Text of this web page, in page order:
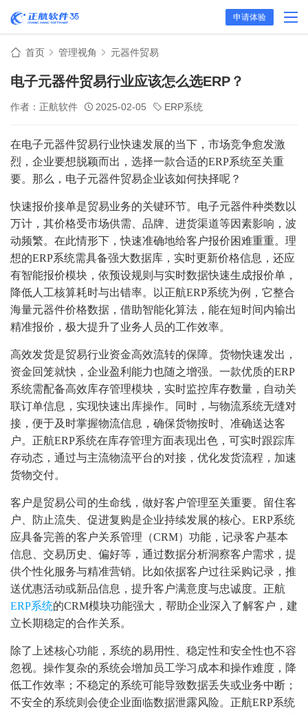
申请体验
首页 管理视角 元器件贸易
电子元器件贸易行业应该怎么选ERP？
作者：正航软件 2025-02-05 ERP系统
在电子元器件贸易行业快速发展的当下，市场竞争愈发激
烈，企业要想脱颖而出，选择一款合适的ERP系统至关重
要。那么，电子元器件贸易企业该如何抉择呢？
快速报价接单是贸易业务的关键环节。电子元器件种类数以
万计，其价格受市场供需、品牌、进货渠道等因素影响，波
动频繁。在此情形下，快速准确地给客户报价困难重重。理
想的ERP系统需具备强大数据库，实时更新价格信息，还应
有智能报价模块，依预设规则与实时数据快速生成报价单，
降低人工核算耗时与出错率。以正航ERP系统为例，它整合
海量元器件价格数据，借助智能化算法，能在短时间内输出
精准报价，极大提升了业务人员的工作效率。
高效发货是贸易行业资金高效流转的保障。货物快速发出，
资金回笼就快，企业盈利能力也随之增强。一款优质的ERP
系统需配备高效库存管理模块，实时监控库存数量，自动关
联订单信息，实现快速出库操作。同时，与物流系统无缝对
接，便于及时掌握物流信息，确保货物按时、准确送达客
户。正航ERP系统在库存管理方面表现出色，可实时跟踪库
存动态，通过与主流物流平台的对接，优化发货流程，加速
货物交付。
客户是贸易公司的生命线，做好客户管理至关重要。留住客
户、防止流失、促进复购是企业持续发展的核心。ERP系统
应具备完善的客户关系管理（CRM）功能，记录客户基本
信息、交易历史、偏好等，通过数据分析洞察客户需求，提
供个性化服务与精准营销。比如依据客户过往采购记录，推
送优惠活动或新品信息，提升客户满意度与忠诚度。正航
ERP系统的CRM模块功能强大，帮助企业深入了解客户，建
立长期稳定的合作关系。
除了上述核心功能，系统的易用性、稳定性和安全性也不容
忽视。操作复杂的系统会增加员工学习成本和操作难度，降
低工作效率；不稳定的系统可能导致数据丢失或业务中断；
不安全的系统则会使企业面临数据泄露风险。正航ERP系统